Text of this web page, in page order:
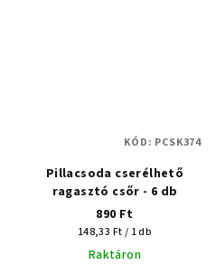
Pillacsoda cserélhető
ragasztó csőr - 6 db
890 Ft
Egységár:
148,33 Ft / 1 db
Raktáron
KÓD: PCSK374